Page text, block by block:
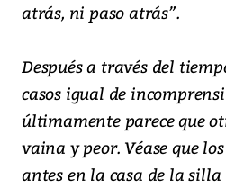
atrás, ni paso atrás”.
Después a través del
casos igual de
últimamente parece que
vaina y peor. Véase que
antes en la casa de la silla